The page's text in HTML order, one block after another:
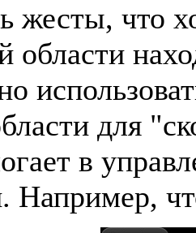
жесты, что
области
для
в
Например,